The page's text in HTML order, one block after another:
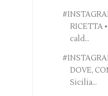
RICETTA
cald...
DOVE,
Sicilia...